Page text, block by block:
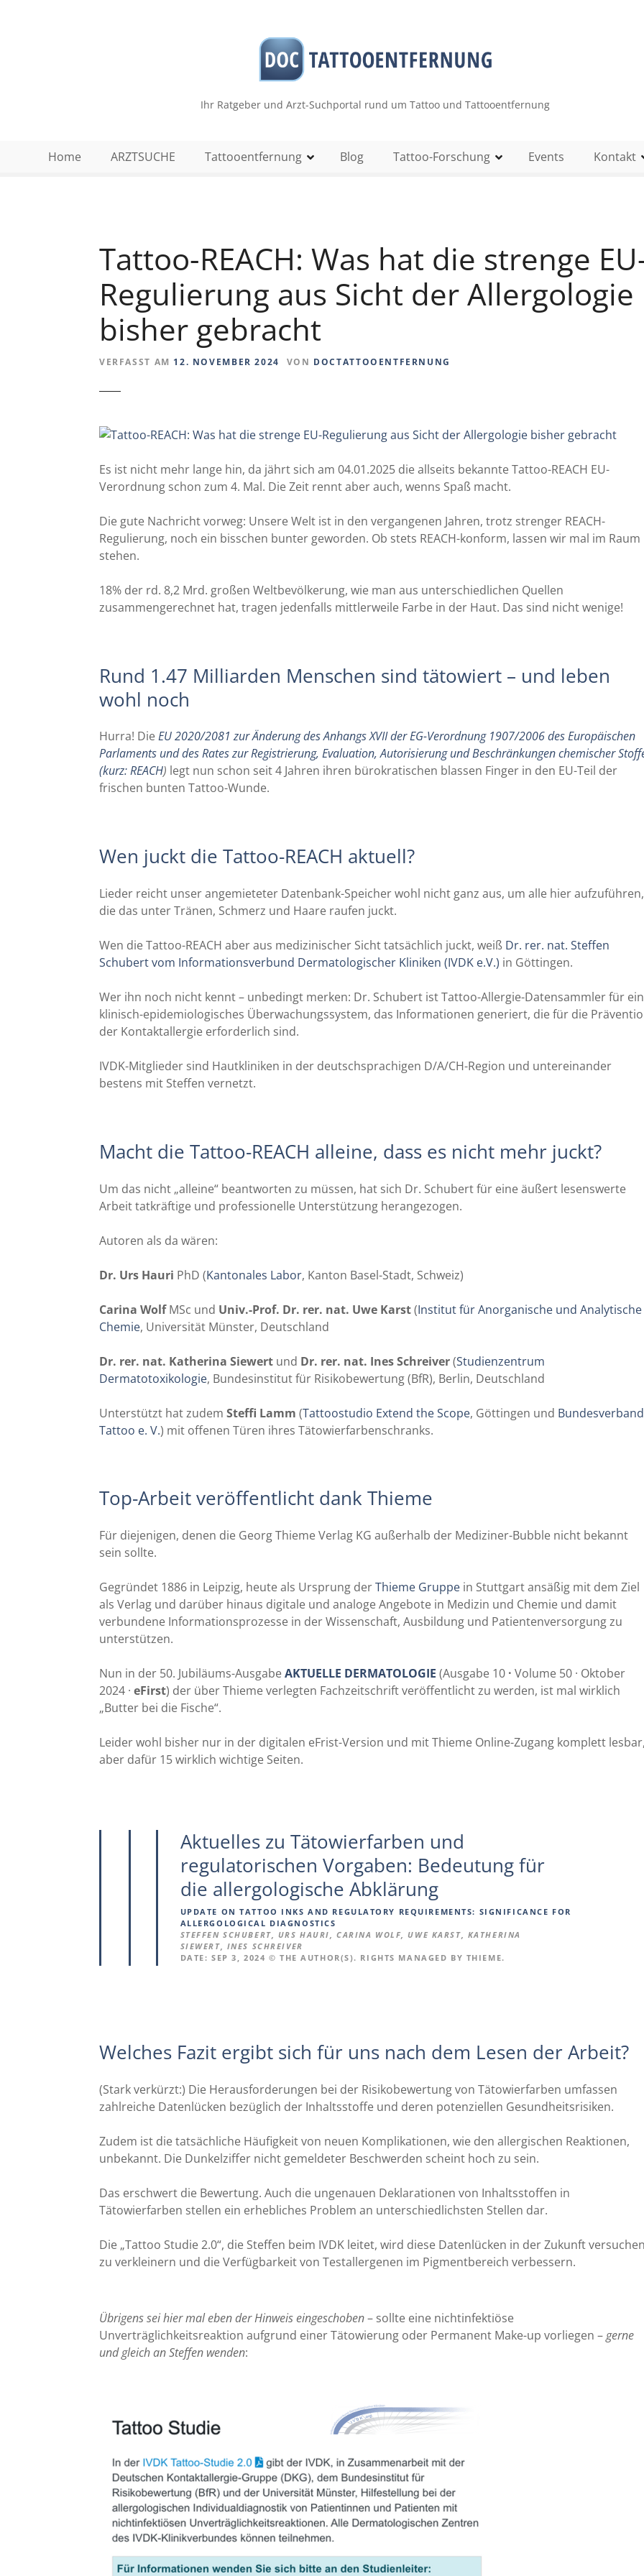
Ihr Ratgeber und Arzt-Suchportal rund um Tattoo und Tattooentfernung
Home ARZTSUCHE Tattooentfernung Blog Tattoo-Forschung Events Kontakt
Tattoo-REACH: Was hat die strenge
Regulierung aus Sicht der Allergologie
bisher gebracht
VERFASST AM 12. NOVEMBER 2024 VON DOCTATTOOENTFERNUNG
Es ist nicht mehr lange hin, da jährt sich am 04.01.2025 die allseits bekannte Tattoo-REACH EU-
Verordnung schon zum 4. Mal. Die Zeit rennt aber auch, wenns Spaß macht.
Die gute Nachricht vorweg: Unsere Welt ist in den vergangenen Jahren, trotz strenger REACH-
Regulierung, noch ein bisschen bunter geworden. Ob stets REACH-konform, lassen wir mal im Raum
stehen.
18% der rd. 8,2 Mrd. großen Weltbevölkerung, wie man aus unterschiedlichen Quellen
zusammengerechnet hat, tragen jedenfalls mittlerweile Farbe in der Haut. Das sind nicht wenige!
Rund 1.47 Milliarden Menschen sind tätowiert – und leben
wohl noch
Hurra! DieEU 2020/2081 zur Änderung des Anhangs XVII der EG-Verordnung 1907/2006 des Europäischen
Parlaments und des Rates zur Registrierung, Evaluation, Autorisierung und Beschränkungen chemischer
(kurz: REACH) legt nun schon seit 4 Jahren ihren bürokratischen blassen Finger in den EU-Teil der
frischen bunten Tattoo-Wunde.
Wen juckt die Tattoo-REACH aktuell?
Lieder reicht unser angemieteter Datenbank-Speicher wohl nicht ganz aus, um alle hier aufzuführen,
die das unter Tränen, Schmerz und Haare raufen juckt.
Wen die Tattoo-REACH aber aus medizinischer Sicht tatsächlich juckt, weiß Dr. rer. nat. Steffen
Schubert vom Informationsverbund Dermatologischer Kliniken (IVDK e.V.) in Göttingen.
Wer ihn noch nicht kennt – unbedingt merken: Dr. Schubert ist Tattoo-Allergie-Datensammler für ein
klinisch-epidemiologisches Überwachungssystem, das Informationen generiert, die für die
der Kontaktallergie erforderlich sind.
IVDK-Mitglieder sind Hautkliniken in der deutschsprachigen D/A/CH-Region und untereinander
bestens mit Steffen vernetzt.
Macht die Tattoo-REACH alleine, dass es nicht mehr juckt?
Um das nicht „alleine“ beantworten zu müssen, hat sich Dr. Schubert für eine äußert lesenswerte
Arbeit tatkräftige und professionelle Unterstützung herangezogen.
Autoren als da wären:
Dr. Urs Hauri PhD (Kantonales Labor, Kanton Basel-Stadt, Schweiz)
Carina WolfMSc und Univ.-Prof. Dr. rer. nat. Uwe Karst(Institut für Anorganische und Analytische
Chemie, Universität Münster, Deutschland
Dr. rer. nat. Katherina Siewert und Dr. rer. nat. Ines Schreiver(Studienzentrum
Dermatotoxikologie, Bundesinstitut für Risikobewertung (BfR), Berlin, Deutschland
Unterstützt hat zudem Steffi Lamm (Tattoostudio Extend the Scope, Göttingen und Bundesverband
Tattoo e. V.) mit offenen Türen ihres Tätowierfarbenschranks.
Top-Arbeit veröffentlicht dank Thieme
Für diejenigen, denen die Georg Thieme Verlag KG außerhalb der Mediziner-Bubble nicht bekannt
sein sollte.
Gegründet 1886 in Leipzig, heute als Ursprung derThieme Gruppe in Stuttgart ansäßig mit dem Ziel
als Verlag und darüber hinaus digitale und analoge Angebote in Medizin und Chemie und damit
verbundene Informationsprozesse in der Wissenschaft, Ausbildung und Patientenversorgung zu
unterstützen.
Nun in der 50. Jubiläums-AusgabeAKTUELLE DERMATOLOGIE (Ausgabe 10 · Volume 50 · Oktober
2024 · eFirst) der über Thieme verlegten Fachzeitschrift veröffentlicht zu werden, ist mal wirklich
„Butter bei die Fische“.
Leider wohl bisher nur in der digitalen eFrist-Version und mit Thieme Online-Zugang komplett
aber dafür 15 wirklich wichtige Seiten.
Aktuelles zu Tätowierfarben und
regulatorischen Vorgaben: Bedeutung für
die allergologische Abklärung
UPDATE ON TATTOO INKS AND REGULATORY REQUIREMENTS: SIGNIFICANCE FOR
ALLERGOLOGICAL DIAGNOSTICS
STEFFEN SCHUBERT, URS HAURI, CARINA WOLF, UWE KARST, KATHERINA
SIEWERT, INES SCHREIVER
DATE: SEP 3, 2024 © THE AUTHOR(S). RIGHTS MANAGED BY THIEME.
Welches Fazit ergibt sich für uns nach dem Lesen der Arbeit?
(Stark verkürzt:) Die Herausforderungen bei der Risikobewertung von Tätowierfarben umfassen
zahlreiche Datenlücken bezüglich der Inhaltsstoffe und deren potenziellen Gesundheitsrisiken.
Zudem ist die tatsächliche Häufigkeit von neuen Komplikationen, wie den allergischen Reaktionen,
unbekannt. Die Dunkelziffer nicht gemeldeter Beschwerden scheint hoch zu sein.
Das erschwert die Bewertung. Auch die ungenauen Deklarationen von Inhaltsstoffen in
Tätowierfarben stellen ein erhebliches Problem an unterschiedlichsten Stellen dar.
Die „Tattoo Studie 2.0“, die Steffen beim IVDK leitet, wird diese Datenlücken in der Zukunft
zu verkleinern und die Verfügbarkeit von Testallergenen im Pigmentbereich verbessern.
Übrigens sei hier mal eben der Hinweis eingeschoben– sollte eine nichtinfektiöse
Unverträglichkeitsreaktion aufgrund einer Tätowierung oder Permanent Make-up vorliegen –gerne
und gleich an Steffen wenden: